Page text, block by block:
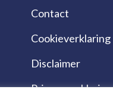
Contact
Cookieverklaring
Disclaimer
Privacyverklaring